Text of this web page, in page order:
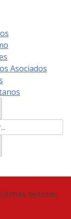
Asociados
noticias